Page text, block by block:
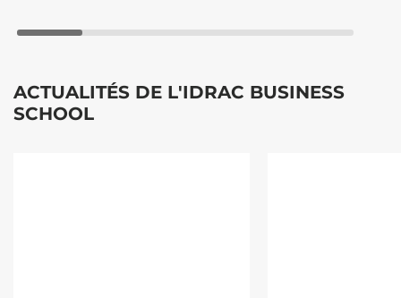
ACTUALITÉS DE L'IDRAC BUSINESS
SCHOOL